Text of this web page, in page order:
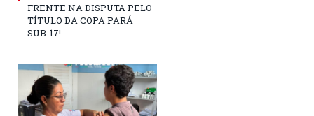
FRENTE NA DISPUTA PELO
TÍTULO DA COPA PARÁ
SUB-17!